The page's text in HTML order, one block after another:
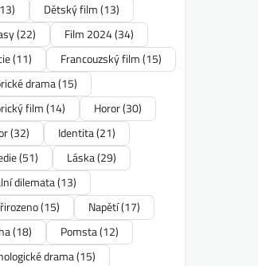
Dětský film(13)
(22) Film 2024(34)
(11) Francouzský film(15)
drama(15)
film(14) Horor(30)
(32) Identita(21)
(51) Láska(29)
dilemata(13)
(15) Napětí(17)
(18) Pomsta(12)
drama(15)